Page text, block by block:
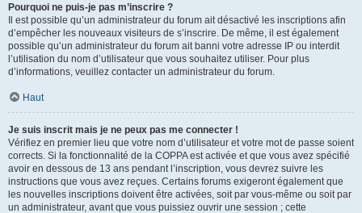
Pourquoi ne puis-je pas m’inscrire ?
Il est possible qu’un administrateur du forum ait désactivé les inscriptions afin
d’empêcher les nouveaux visiteurs de s’inscrire. De même, il est également
possible qu’un administrateur du forum ait banni votre adresse IP ou interdit
l’utilisation du nom d’utilisateur que vous souhaitez utiliser. Pour plus
d’informations, veuillez contacter un administrateur du forum.
Haut
Je suis inscrit mais je ne peux pas me connecter !
Vérifiez en premier lieu que votre nom d’utilisateur et votre mot de passe soient
corrects. Si la fonctionnalité de la COPPA est activée et que vous avez spécifié
avoir en dessous de 13 ans pendant l’inscription, vous devrez suivre les
instructions que vous avez reçues. Certains forums exigeront également que
les nouvelles inscriptions doivent être activées, soit par vous-même ou soit par
un administrateur, avant que vous puissiez ouvrir une session ; cette